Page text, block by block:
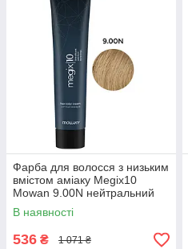
Фарба для волосся з низьким
вмістом аміаку Megix10
Mowan 9.00N нейтральний
інтенсивний дуже світлий
блонд
В наявності
536 ₴ 1 071 ₴